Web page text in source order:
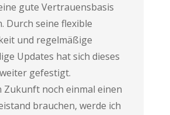
gute Vertrauensbasis
Durch seine flexible
und regelmäßige
Updates hat sich dieses
gefestigt.
Zukunft noch einmal einen
brauchen, werde ich